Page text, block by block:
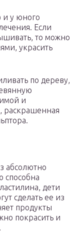
и у юного
Если
то можно
украсить
по дереву,
и
раскрашенная
абсолютно
способна
дети
сделать ее из
продукты
покрасить и